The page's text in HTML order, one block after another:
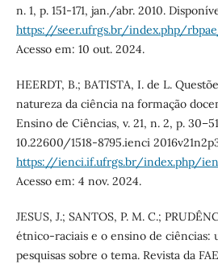
n. 1, p. 151-171, jan./abr. 2010.
https://seer.ufrgs.br/index.php/
Acesso em: 10 out. 2024.
HEERDT, B.; BATISTA, I. de L.
natureza da ciência na formação
Ensino de Ciências, v. 21, n. 2, p.
10.22600/1518-8795.ienci
https://ienci.if.ufrgs.br/index.php/
Acesso em: 4 nov. 2024.
JESUS, J.; SANTOS, P. M. C.;
étnico-raciais e o ensino de ciências:
pesquisas sobre o tema. Revista da